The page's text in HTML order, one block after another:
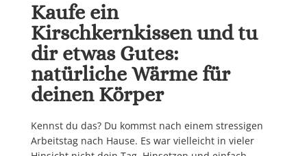
Kaufe ein
Kirschkernkissen und tu
dir etwas Gutes:
natürliche Wärme für
deinen Körper
Kennst du das? Du kommst nach einem stressigen
Arbeitstag nach Hause. Es war vielleicht in vieler